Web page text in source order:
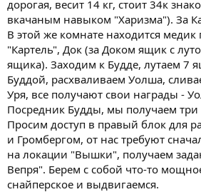
дорогая, весит 14 кг, стоит 34к
вкачаным навыком "Харизма"). За
В этой же комнате находится медик
"Картель", Док (за Доком ящик с
ящика). Заходим к Будде, лутаем 7
Буддой, расхваливаем Уолша,
Уря, все получают свои награды -
Посредник Будды, мы получаем три
Просим доступ в правый блок для
и Громбергом, от нас требуют
на локации "Вышки", получаем
Вепря". Берем с собой что-то
снайперское и выдвигаемся.